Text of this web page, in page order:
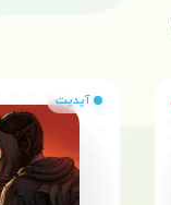
آپدیت